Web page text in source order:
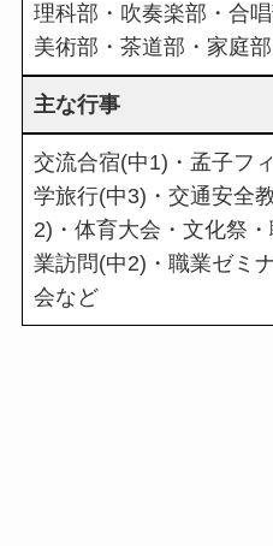
理科部・吹奏楽部・合
美術部・茶道部・家庭
主な行事
交流合宿(中1)・孟子フ
学旅行(中3)・交通安全
2)・体育大会・文化祭
業訪問(中2)・職業ゼミ
会など